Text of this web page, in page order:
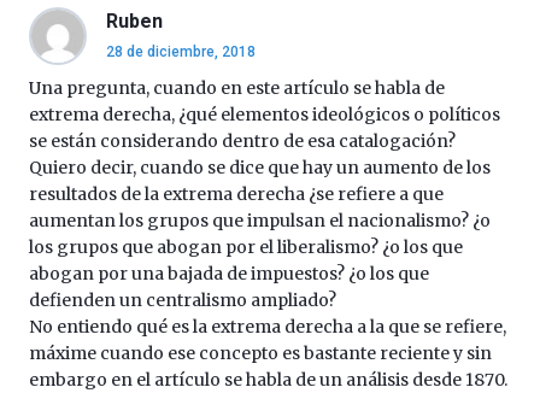
4
de
octubre.
iniciativa,
organizada
por
la
Cátedra…
Ruben
28 de diciembre, 2018
Una pregunta, cuando en este artículo se habla de
extrema derecha, ¿qué elementos ideológicos o políticos
se están considerando dentro de esa catalogación?
Quiero decir, cuando se dice que hay un aumento de los
resultados de la extrema derecha ¿se refiere a que
aumentan los grupos que impulsan el nacionalismo? ¿o
los grupos que abogan por el liberalismo? ¿o los que
abogan por una bajada de impuestos? ¿o los que
defienden un centralismo ampliado?
No entiendo qué es la extrema derecha a la que se refiere,
máxime cuando ese concepto es bastante reciente y sin
embargo en el artículo se habla de un análisis desde 1870.